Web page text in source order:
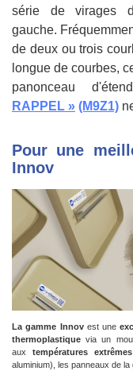
série de virages
gauche.
de deux ou trois
longue de courbes,
panonceau
RAPPEL » (M9Z1)
Pour une
Innov
La gamme Innovest une
thermoplastique via un
aux températures extrêmes
aluminium), les panneaux de